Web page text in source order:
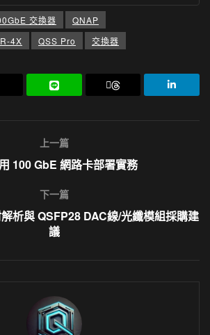
交換器
QNAP
4X
QSS Pro 交換器
上一篇
100 GbE 網路卡部署實務
下一篇
析與 QSFP28 DAC線/光纖模組採購建
議